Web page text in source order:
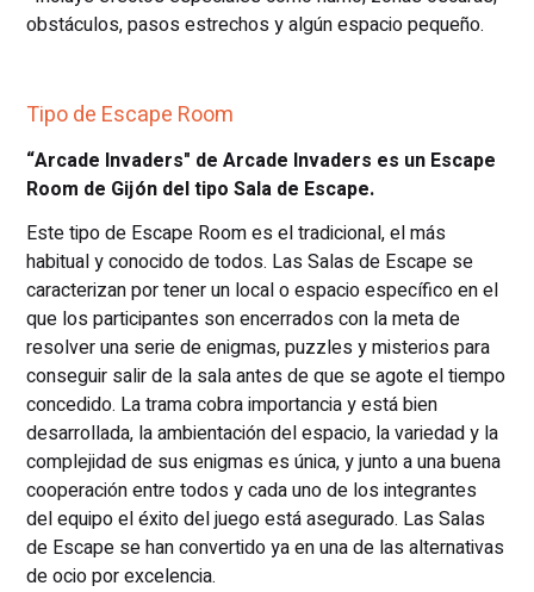
obstáculos, pasos estrechos y algún espacio pequeño.
Tipo de Escape Room
“Arcade Invaders" de Arcade Invaders es un Escape
Room de Gijón del tipo Sala de Escape.
Este tipo de Escape Room es el tradicional, el más
habitual y conocido de todos. Las Salas de Escape se
caracterizan por tener un local o espacio específico en el
que los participantes son encerrados con la meta de
resolver una serie de enigmas, puzzles y misterios para
conseguir salir de la sala antes de que se agote el tiempo
concedido. La trama cobra importancia y está bien
desarrollada, la ambientación del espacio, la variedad y la
complejidad de sus enigmas es única, y junto a una buena
cooperación entre todos y cada uno de los integrantes
del equipo el éxito del juego está asegurado. Las Salas
de Escape se han convertido ya en una de las alternativas
de ocio por excelencia.